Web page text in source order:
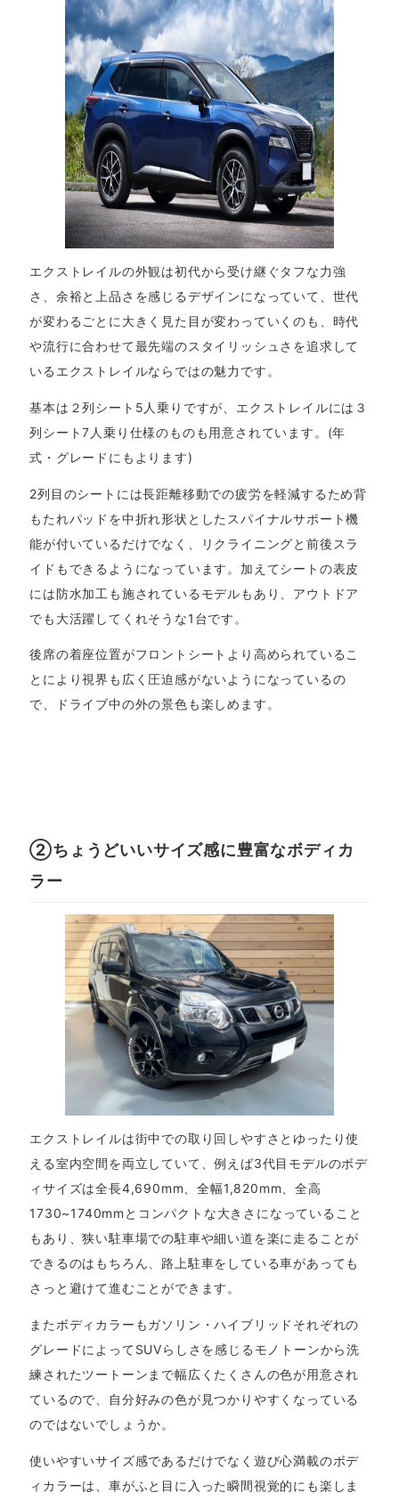
エクストレイルの外観は初代から受け継ぐタフな力強
さ、余裕と上品さを感じるデザインになっていて、世代
が変わるごとに大きく見た目が変わっていくのも、時代
や流行に合わせて最先端のスタイリッシュさを追求して
いるエクストレイルならではの魅力です。
基本は２列シート5人乗りですが、エクストレイルには３
列シート7人乗り仕様のものも用意されています。(年
式・グレードにもよります)
2列目のシートには長距離移動での疲労を軽減するため背
もたれパッドを中折れ形状としたスパイナルサポート機
能が付いているだけでなく、リクライニングと前後スラ
イドもできるようになっています。加えてシートの表皮
には防水加工も施されているモデルもあり、アウトドア
でも大活躍してくれそうな1台です。
後席の着座位置がフロントシートより高められているこ
とにより視界も広く圧迫感がないようになっているの
で、ドライブ中の外の景色も楽しめます。
②ちょうどいいサイズ感に豊富なボディカ
ラー
エクストレイルは街中での取り回しやすさとゆったり使
える室内空間を両立していて、例えば3代目モデルのボデ
ィサイズは全長4,690mm、全幅1,820mm、全高
1730~1740mmとコンパクトな大きさになっていること
もあり、狭い駐車場での駐車や細い道を楽に走ることが
できるのはもちろん、路上駐車をしている車があっても
さっと避けて進むことができます。
またボディカラーもガソリン・ハイブリッドそれぞれの
グレードによってSUVらしさを感じるモノトーンから洗
練されたツートーンまで幅広くたくさんの色が用意され
ているので、自分好みの色が見つかりやすくなっている
のではないでしょうか。
使いやすいサイズ感であるだけでなく遊び心満載のボデ
ィカラーは、車がふと目に入った瞬間視覚的にも楽しま